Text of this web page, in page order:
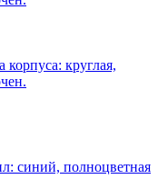
круглая,